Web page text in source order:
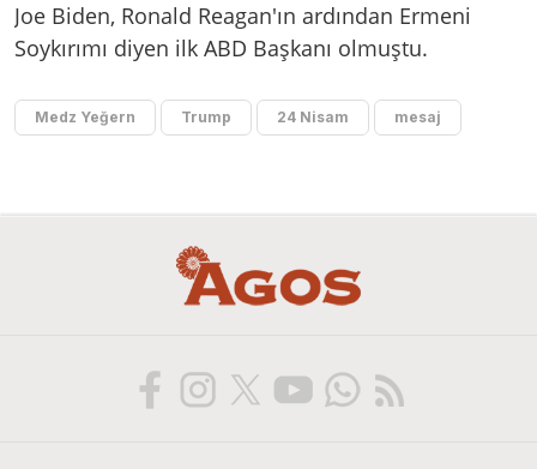
Joe Biden, Ronald Reagan'ın ardından Ermeni
Soykırımı diyen ilk ABD Başkanı olmuştu.
Medz Yeğern Trump 24 Nisam mesaj